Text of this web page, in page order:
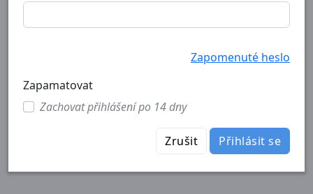
Zapomenuté heslo
Zapamatovat
Zachovat přihlášení po 14 dny
Zrušit Přihlásit se